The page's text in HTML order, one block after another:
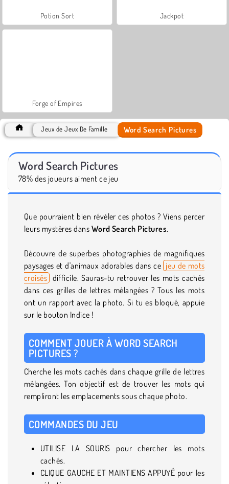
Potion Sort Jackpot
Forge of Empires
Jeux de Jeux De Famille Word Search Pictures
Word Search Pictures
78% des joueurs aiment ce jeu
Que pourraient bien révéler ces photos ? Viens percer
leurs mystères dans Word Search Pictures.
Découvre de superbes photographies de magnifiques
paysages et d'animaux adorables dans ce jeu de mots
croisés difficile. Sauras-tu retrouver les mots cachés
dans ces grilles de lettres mélangées ? Tous les mots
ont un rapport avec la photo. Si tu es bloqué, appuie
sur le bouton Indice !
COMMENT JOUER À WORD SEARCH
PICTURES ?
Cherche les mots cachés dans chaque grille de lettres
mélangées. Ton objectif est de trouver les mots qui
rempliront les emplacements sous chaque photo.
COMMANDES DU JEU
UTILISE LA SOURIS pour chercher les mots
cachés.
CLIQUE GAUCHE ET MAINTIENS APPUYÉ pour les